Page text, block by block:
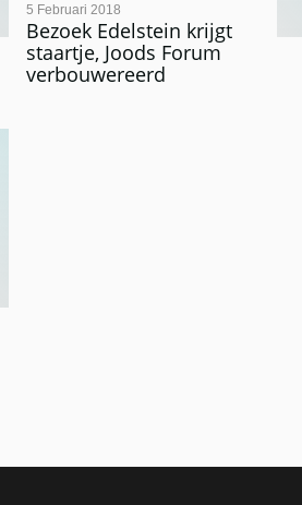
Bezoek Edelstein krijgt
staartje, Joods Forum
verbouwereerd
5 Februari 2018